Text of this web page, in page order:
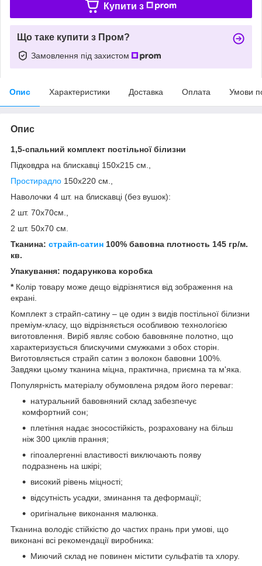
Купити з
Що таке купити з Пром?
Замовлення під захистом
Опис Характеристики Доставка Оплата Умови
Опис
1,5-спальний комплект постільної білизни
Підковдра на блискавці 150x215 см.,
Простирадло 150x220 см.,
Наволочки 4 шт. на блискавці (без вушок):
2 шт. 70х70см.,
2 шт. 50х70 см.
Тканина: страйп-сатин 100% бавовна плотность 145 гр/м.
кв.
Упакування: подарункова коробка
* Колір товару може дещо відрізнятися від зображення на
екрані.
Комплект з страйп-сатину – це один з видів постільної білизни
преміум-класу, що відрізняється особливою технологією
виготовлення. Виріб являє собою бавовняне полотно, що
характеризується блискучими смужками з обох сторін.
Виготовляється страйп сатин з волокон бавовни 100%.
Завдяки цьому тканина міцна, практична, приємна та м'яка.
Популярність матеріалу обумовлена рядом його переваг:
натуральний бавовняний склад забезпечує
комфортний сон;
плетіння надає зносостійкість, розраховану на більш
ніж 300 циклів прання;
гіпоалергенні властивості виключають появу
подразнень на шкірі;
високий рівень міцності;
відсутність усадки, зминання та деформації;
оригінальне виконання малюнка.
Тканина володіє стійкістю до частих прань при умові, що
виконані всі рекомендації виробника:
Миючий склад не повинен містити сульфатів та хлору.